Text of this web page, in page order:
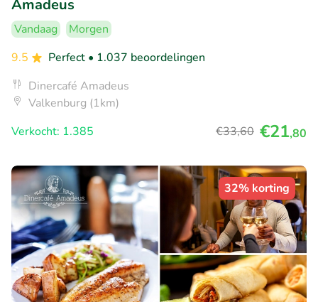
Amadeus
Vandaag
Morgen
9.5
Perfect • 1.037 beoordelingen
Dinercafé Amadeus
Valkenburg (1km)
Verkocht: 1.385
€33,60 €21,80
32% korting